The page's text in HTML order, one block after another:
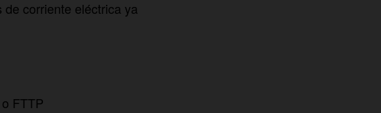
corriente eléctrica ya
FTTP